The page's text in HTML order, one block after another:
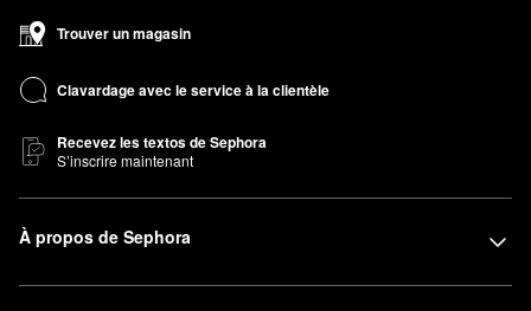
Trouver un magasin
Clavardage avec le service à la clientèle
Recevez les textos de Sephora
S’inscrire maintenant
À propos de Sephora